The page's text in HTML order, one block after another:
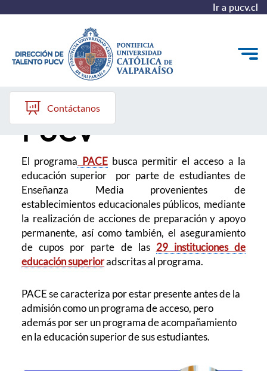
Ir a pucv.cl
Quiénes somos
Nuestros Programas
Recursos
Contáctanos
Programa PACE
PUCV
El programa PACEbusca permitir el acceso a la
educación superior por parte de estudiantes de
Enseñanza Media provenientes de
establecimientos educacionales públicos, mediante
la realización de acciones de preparación y apoyo
permanente, así como también, el aseguramiento
de cupos por parte de las 29 instituciones de
educación superioradscritas al programa.
PACE se caracteriza por estar presente antes de la
admisión como un programa de acceso, pero
además por ser un programa de acompañamiento
en la educación superior de sus estudiantes.